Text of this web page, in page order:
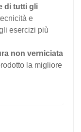
di tutti gli
e
esercizi più
non verniciata
la migliore